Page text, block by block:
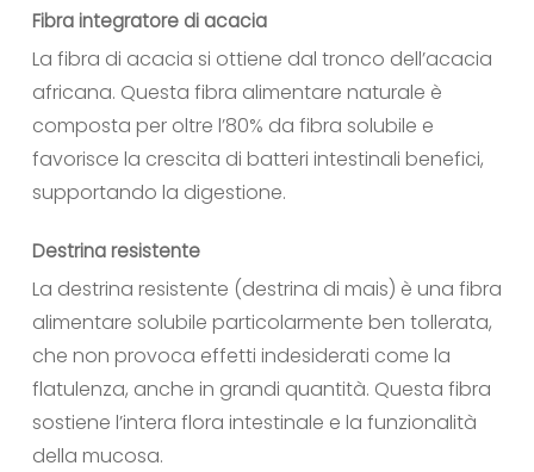
Fibra integratore di acacia
La fibra di acacia si ottiene dal tronco dell’acacia
africana. Questa fibra alimentare naturale è
composta per oltre l’80% da fibra solubile e
favorisce la crescita di batteri intestinali benefici,
supportando la digestione.
Destrina resistente
La destrina resistente (destrina di mais) è una fibra
alimentare solubile particolarmente ben tollerata,
che non provoca effetti indesiderati come la
flatulenza, anche in grandi quantità. Questa fibra
sostiene l’intera flora intestinale e la funzionalità
della mucosa.